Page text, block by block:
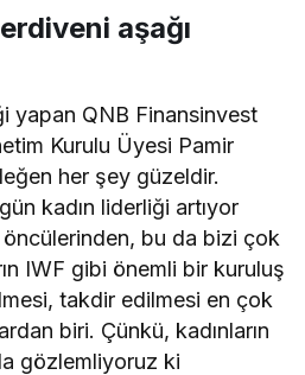
aşağı
yapan QNB Finansinvest
Kurulu Üyesi Pamir
her şey güzeldir.
kadın liderliği artıyor
öncülerinden, bu da bizi çok
IWF gibi önemli bir kuruluş
takdir edilmesi en çok
biri. Çünkü, kadınların
gözlemliyoruz ki